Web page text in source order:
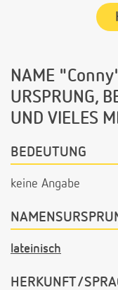
NAME
URSPRUNG,
UND VIELES
BEDEUTUNG
keine Angabe
lateinisch
HERKUNFT/